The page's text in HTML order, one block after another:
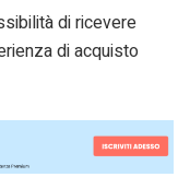
di ricevere
di acquisto